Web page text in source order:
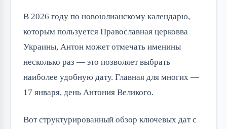
В 2026 году по новоюлианскому календарю,
которым пользуется Православная церковва
Украины, Антон может отмечать именины
несколько раз — это позволяет выбрать
наиболее удобную дату. Главная для многих —
17 января, день Антония Великого.
Вот структурированный обзор ключевых дат с